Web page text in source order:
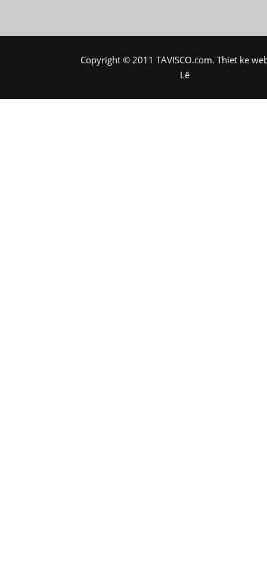
Copyright © 2011 TAVISCO.com. Thiet ke
Lê